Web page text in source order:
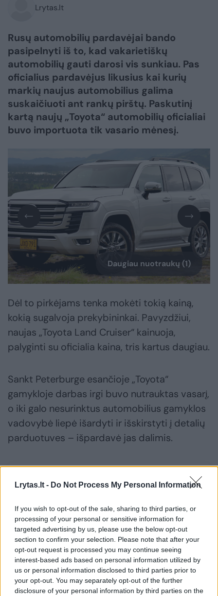
Lrytas.lt - Do Not Process My Personal Information
If you wish to opt-out of the sale, sharing to third parties, or
processing of your personal or sensitive information for
targeted advertising by us, please use the below opt-out
section to confirm your selection. Please note that after your
opt-out request is processed you may continue seeing
interest-based ads based on personal information utilized by
us or personal information disclosed to third parties prior to
your opt-out. You may separately opt-out of the further
disclosure of your personal information by third parties on the
Lrytas.lt
Rusų automobilių pardavėjai bando
pasipelnyti iš to, kad vakarietiškų
automobilių gauti darosi vis sunkiau. Pas
oficialius pardavėjus likusius kai kurių
markių naujus automobilius galima
suskaičiuoti ant rankų pirštų. Paskutinį
kartą naujų „Toyota“ automobilių oficialiai
buvo importuota tik vasario mėnesį.
Daugiau nuotraukų (1)
Dėl to pirkėjams tenka mokėti tokią kainą,
kokią sugalvoja prekybininkai. Pavyzdžiui,
naujas „Toyota Land Cruiser“ kainuoja,
palyginti su oficialia kaina, tris kartus daugiau.
Sankt Peterburge esančioje „Toyota“
gamykloje darbas irgi buvo nutrauktas vasarį,
o iki galo nesurinktus automobilius gamyklos
vadovybė liepė išardyti ir išskirstyti į detalių
parduotuves – išpardavė jas dalimis.
Susiję straipsniai